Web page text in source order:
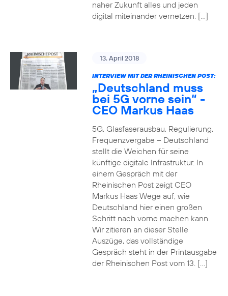
naher Zukunft alles und jeden
digital miteinander vernetzen. […]
13. April 2018
INTERVIEW MIT DER RHEINISCHEN POST:
„Deutschland muss
bei 5G vorne sein“ -
CEO Markus Haas
5G, Glasfaserausbau, Regulierung,
Frequenzvergabe – Deutschland
stellt die Weichen für seine
künftige digitale Infrastruktur. In
einem Gespräch mit der
Rheinischen Post zeigt CEO
Markus Haas Wege auf, wie
Deutschland hier einen großen
Schritt nach vorne machen kann.
Wir zitieren an dieser Stelle
Auszüge, das vollständige
Gespräch steht in der Printausgabe
der Rheinischen Post vom 13. […]